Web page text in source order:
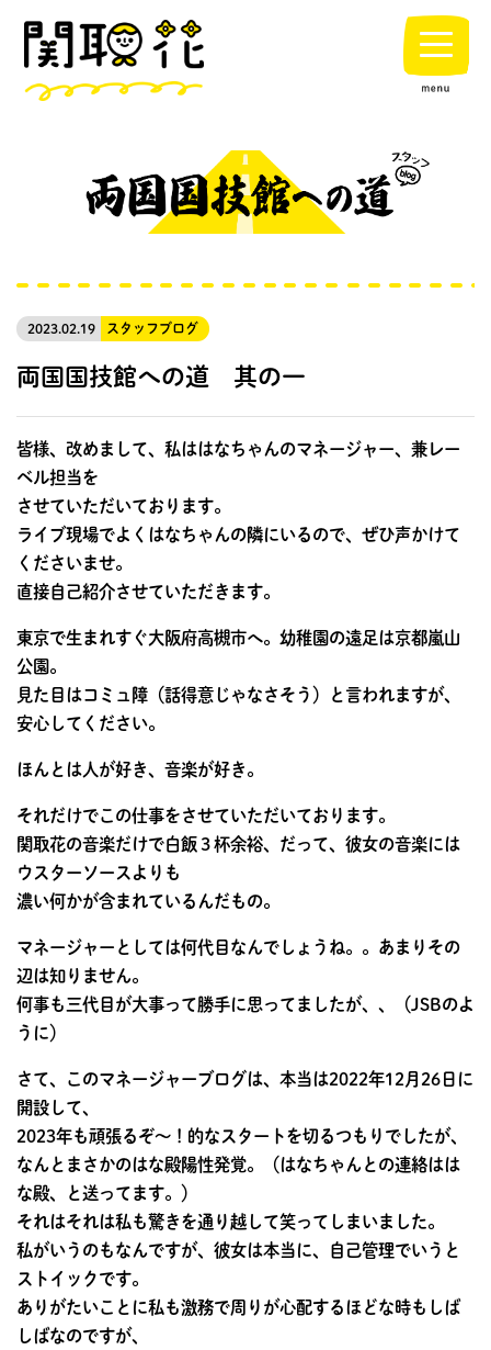
2023.02.19 スタッフブログ
両国国技館への道 其の一
皆様、改めまして、私ははなちゃんのマネージャー、兼レー
ベル担当を
させていただいております。
ライブ現場でよくはなちゃんの隣にいるので、ぜひ声かけて
くださいませ。
直接自己紹介させていただきます。
東京で生まれすぐ大阪府高槻市へ。幼稚園の遠足は京都嵐山
公園。
見た目はコミュ障（話得意じゃなさそう）と言われますが、
安心してください。
ほんとは人が好き、音楽が好き。
それだけでこの仕事をさせていただいております。
関取花の音楽だけで白飯３杯余裕、だって、彼女の音楽には
ウスターソースよりも
濃い何かが含まれているんだもの。
マネージャーとしては何代目なんでしょうね。。あまりその
辺は知りません。
何事も三代目が大事って勝手に思ってましたが、、（JSBのよ
うに）
さて、このマネージャーブログは、本当は2022年12月26日に
開設して、
2023年も頑張るぞ〜！的なスタートを切るつもりでしたが、
なんとまさかのはな殿陽性発覚。（はなちゃんとの連絡はは
な殿、と送ってます。）
それはそれは私も驚きを通り越して笑ってしまいました。
私がいうのもなんですが、彼女は本当に、自己管理でいうと
ストイックです。
ありがたいことに私も激務で周りが心配するほどな時もしば
しばなのですが、